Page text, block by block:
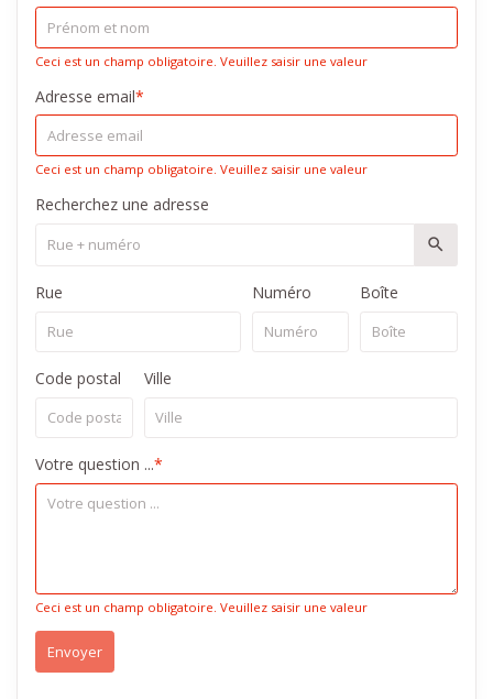
Ceci est un champ obligatoire. Veuillez saisir une valeur
Adresse email*
Ceci est un champ obligatoire. Veuillez saisir une valeur
Recherchez une adresse
Rue Numéro Boîte
Code postal Ville
Votre question ...*
Ceci est un champ obligatoire. Veuillez saisir une valeur
Envoyer